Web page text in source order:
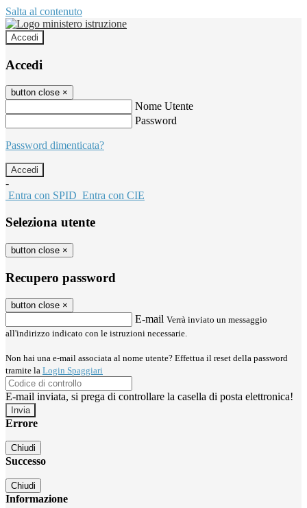
Salta al contenuto
Accedi
Accedi
button close ×
Nome Utente
Password
Password dimenticata?
-
Entra con SPID Entra con CIE
Seleziona utente
button close ×
Recupero password
button close ×
E-mail Verrà inviato un messaggio
all'indirizzo indicato con le istruzioni necessarie.
Non hai una e-mail associata al nome utente? Effettua il reset della password
tramite la Login Spaggiari
E-mail inviata, si prega di controllare la casella di posta elettronica!
Errore
Chiudi
Successo
Chiudi
Informazione